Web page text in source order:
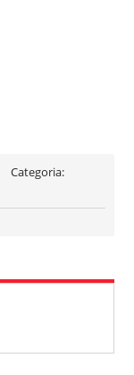
Categoria: